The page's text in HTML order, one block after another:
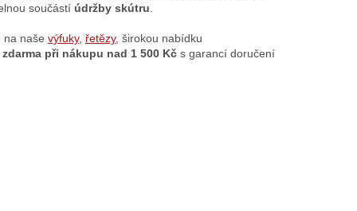
součástí údržby skútru
naše výfuky, řetězy, širokou nabídku
při nákupu nad 1 500 Kč s garancí doručení